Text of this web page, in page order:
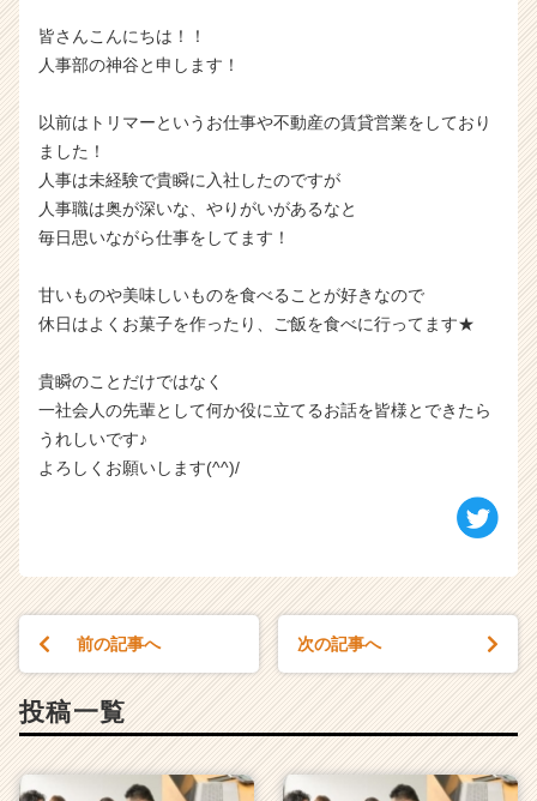
皆さんこんにちは！！
人事部の神谷と申します！
以前はトリマーというお仕事や不動産の賃貸営業をしており
ました！
人事は未経験で貴瞬に入社したのですが
人事職は奥が深いな、やりがいがあるなと
毎日思いながら仕事をしてます！
甘いものや美味しいものを食べることが好きなので
休日はよくお菓子を作ったり、ご飯を食べに行ってます★
貴瞬のことだけではなく
一社会人の先輩として何か役に立てるお話を皆様とできたら
うれしいです♪
よろしくお願いします(^^)/
前の記事へ 次の記事へ
投稿一覧